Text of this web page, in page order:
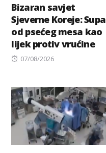
Bizaran savjet
Sjeverne Koreje: Supa
od psećeg mesa kao
lijek protiv vrućine
Posted
07/08/2026